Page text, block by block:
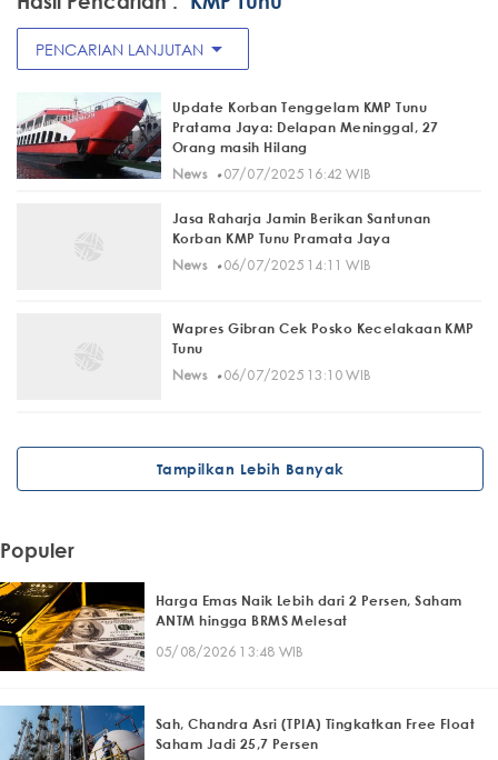
PENCARIAN LANJUTAN arrow_drop_down
Update Korban Tenggelam KMP Tunu
Pratama Jaya: Delapan Meninggal, 27
Orang masih Hilang
News· 07/07/2025 16:42 WIB
Jasa Raharja Jamin Berikan Santunan
Korban KMP Tunu Pramata Jaya
News· 06/07/2025 14:11 WIB
Wapres Gibran Cek Posko Kecelakaan KMP
Tunu
News· 06/07/2025 13:10 WIB
Tampilkan Lebih Banyak
Populer
Harga Emas Naik Lebih dari 2 Persen, Saham
ANTM hingga BRMS Melesat
05/08/2026 13:48 WIB
Sah, Chandra Asri (TPIA) Tingkatkan Free Float
Saham Jadi 25,7 Persen